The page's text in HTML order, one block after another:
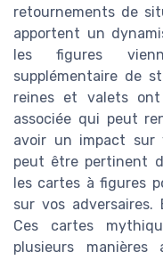
retournements de
apportent un
les figures
supplémentaire de
reines et valets
associée qui peut
avoir un impact sur
peut être pertinent
les cartes à figures
sur vos adversaires.
Ces cartes
plusieurs